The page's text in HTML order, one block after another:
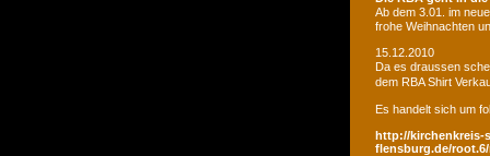
Ab dem 3.01. im
frohe Weihnachten
15.12.2010
Da es draussen
dem RBA Shirt
Es handelt sich um
http://kirchenkreis-
flensburg.de/